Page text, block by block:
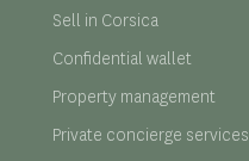
Sell in Corsica
Confidential wallet
Property management
Private concierge services